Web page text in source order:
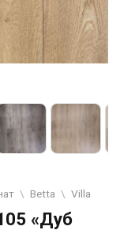
\ Betta \ Villa
«Дуб